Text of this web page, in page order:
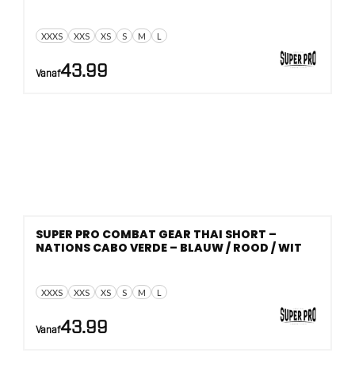
XXXS XXS XS S M L
Vanaf43.99
XXXS XXS XS S M L
SUPER PRO COMBAT GEAR THAI SHORT –
NATIONS CABO VERDE – BLAUW / ROOD / WIT
Vanaf43.99